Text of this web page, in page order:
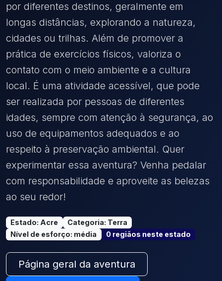
por diferentes destinos, geralmente em
longas distâncias, explorando a natureza,
cidades ou trilhas. Além de promover a
prática de exercícios físicos, valoriza o
contato com o meio ambiente e a cultura
local. É uma atividade acessível, que pode
ser realizada por pessoas de diferentes
idades, sempre com atenção à segurança, ao
uso de equipamentos adequados e ao
respeito à preservação ambiental. Quer
experimentar essa aventura? Venha pedalar
com responsabilidade e aproveite as belezas
ao seu redor!
Estado: Acre Categoria: Terra
Nível de esforço: média 0 regiãos neste estado
Página geral da aventura